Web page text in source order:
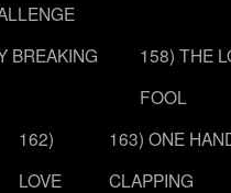
BREAKING
158) THE
FOOL
162)
LOVE
163) ONE
CLAPPING